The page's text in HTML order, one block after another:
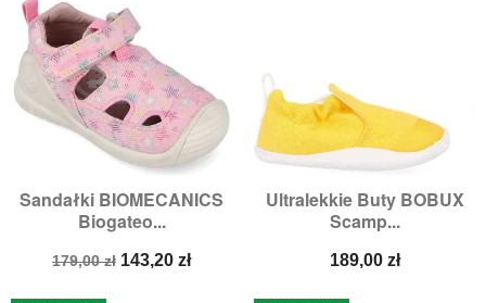
Sandałki BIOMECANICS
Biogateo...
Cena
179,00 zł Cena
143,20 zł
Ultralekkie Buty BOBUX
Scamp...
Cena
189,00 zł